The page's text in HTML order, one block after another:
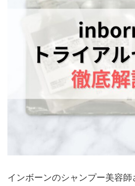
インボーンのシャンプー美容